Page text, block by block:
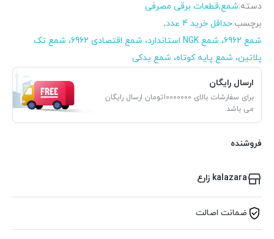
دسته:شمع,قطعات برقی مصرفی
برچسب:حداقل خرید 4 عدد
,
شمع 6962، شمع NGK استاندارد، شمع اقتصادی 6962، شمع تک
پلاتین، شمع پایه کوتاه، شمع یدکی
ارسال رایگان
برای سفارشات بالای 10000000تومان ارسال رایگان
می باشد.
فروشنده
kalazara زارع
ضمانت اصالت